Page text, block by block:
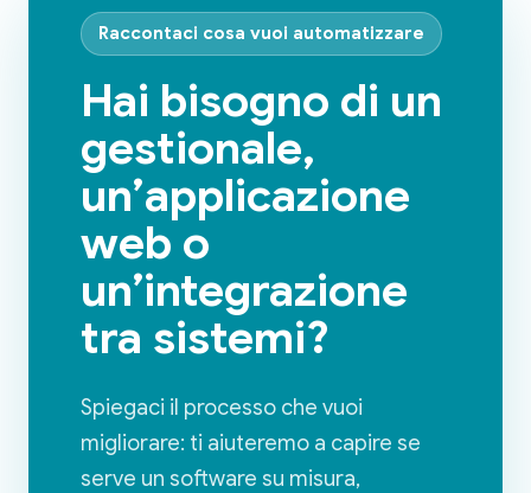
Raccontaci cosa vuoi automatizzare
Hai bisogno di un
gestionale,
un’applicazione
web o
un’integrazione
tra sistemi?
Spiegaci il processo che vuoi
migliorare: ti aiuteremo a capire se
serve un software su misura,